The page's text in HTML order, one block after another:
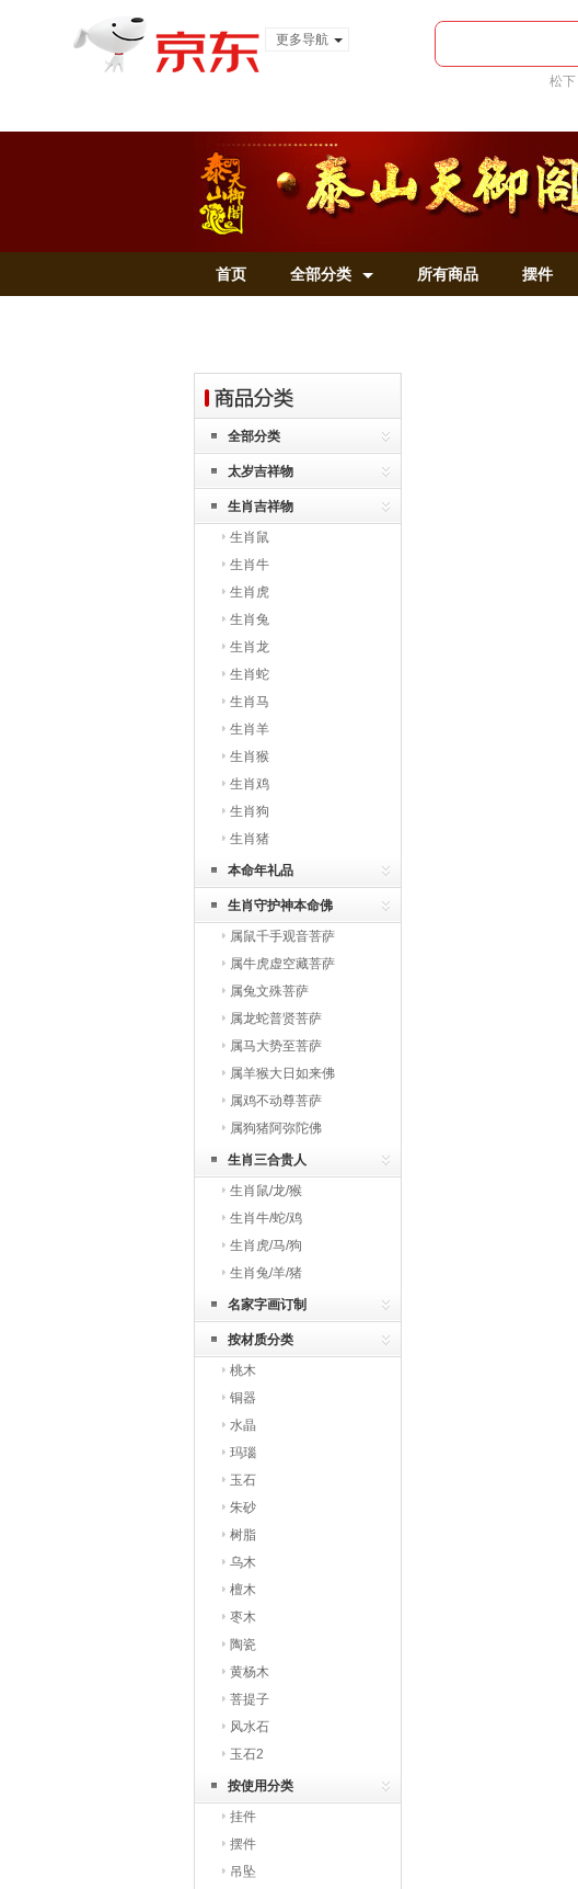
更多导航
松下
首页 全部分类 所有商品 摆件
全部分类
太岁吉祥物
生肖吉祥物
生肖鼠
生肖牛
生肖虎
生肖兔
生肖龙
生肖蛇
生肖马
生肖羊
生肖猴
生肖鸡
生肖狗
生肖猪
本命年礼品
生肖守护神本命佛
属鼠千手观音菩萨
属牛虎虚空藏菩萨
属兔文殊菩萨
属龙蛇普贤菩萨
属马大势至菩萨
属羊猴大日如来佛
属鸡不动尊菩萨
属狗猪阿弥陀佛
生肖三合贵人
生肖鼠/龙/猴
生肖牛/蛇/鸡
生肖虎/马/狗
生肖兔/羊/猪
名家字画订制
按材质分类
桃木
铜器
水晶
玛瑙
玉石
朱砂
树脂
乌木
檀木
枣木
陶瓷
黄杨木
菩提子
风水石
玉石2
按使用分类
挂件
摆件
吊坠